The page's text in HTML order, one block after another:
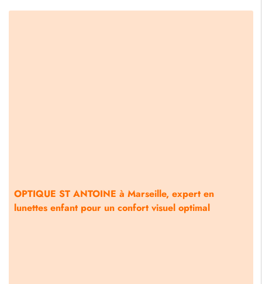
OPTIQUE ST ANTOINE à Marseille, expert en
lunettes enfant pour un confort visuel optimal